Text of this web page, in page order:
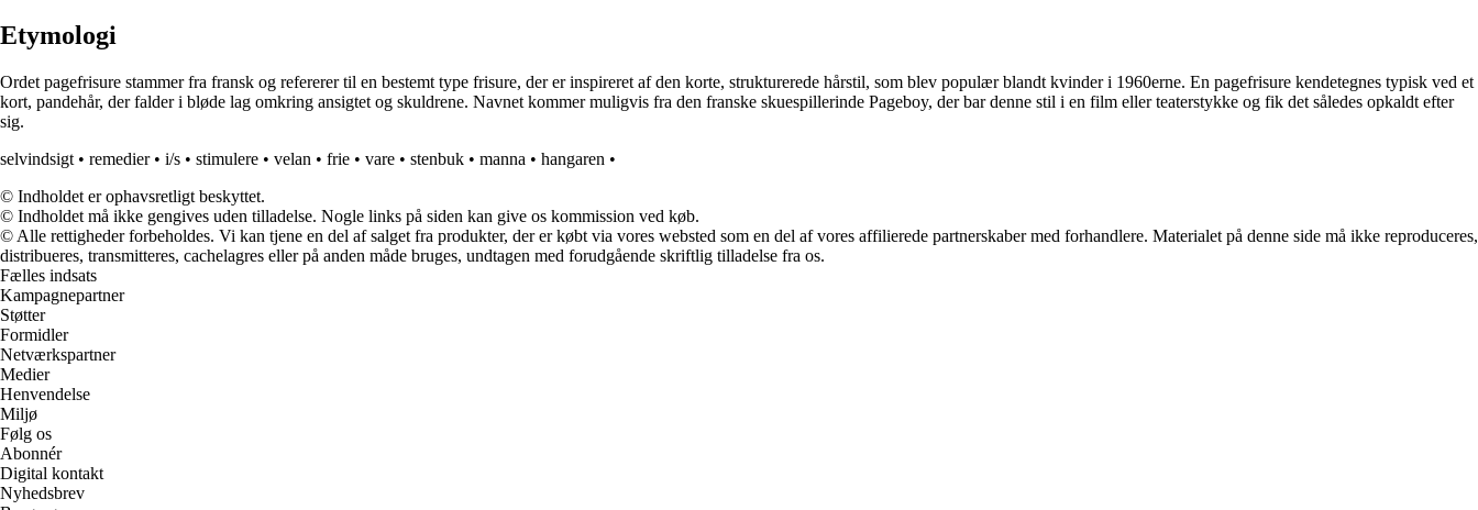
Etymologi
Ordet pagefrisure stammer fra fransk og refererer til en bestemt type frisure, der er inspireret af den korte, strukturerede hårstil, som blev populær blandt kvinder i 1960erne. En pagefrisure kendetegnes typisk ved et
kort, pandehår, der falder i bløde lag omkring ansigtet og skuldrene. Navnet kommer muligvis fra den franske skuespillerinde Pageboy, der bar denne stil i en film eller teaterstykke og fik det således opkaldt efter
sig.
selvindsigt • remedier• i/s • stimulere • velan • frie • vare • stenbuk • manna • hangaren •
© Indholdet er ophavsretligt beskyttet.
© Indholdet må ikke gengives uden tilladelse. Nogle links på siden kan give os kommission ved køb.
© Alle rettigheder forbeholdes. Vi kan tjene en del af salget fra produkter, der er købt via vores websted som en del af vores affilierede partnerskaber med forhandlere. Materialet på denne side må ikke reproduceres,
distribueres, transmitteres, cachelagres eller på anden måde bruges, undtagen med forudgående skriftlig tilladelse fra os.
Fælles indsats
Kampagnepartner
Støtter
Formidler
Netværkspartner
Medier
Henvendelse
Miljø
Følg os
Abonnér
Digital kontakt
Nyhedsbrev